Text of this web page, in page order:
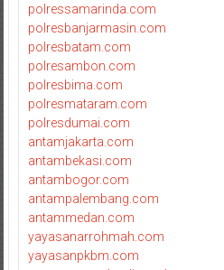
polressamarinda.com
polresbanjarmasin.com
polresbatam.com
polresambon.com
polresbima.com
polresmataram.com
polresdumai.com
antamjakarta.com
antambekasi.com
antambogor.com
antampalembang.com
antammedan.com
yayasanarrohmah.com
yayasanpkbm.com